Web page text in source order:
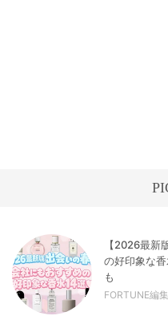
【2026最新
の好印象な
も
FORTUNE編